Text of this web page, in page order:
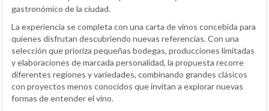
gastronómico de la ciudad.
La experiencia se completa con una carta de vinos concebida para
quienes disfrutan descubriendo nuevas referencias. Con una
selección que prioriza pequeñas bodegas, producciones limitadas
y elaboraciones de marcada personalidad, la propuesta recorre
diferentes regiones y variedades, combinando grandes clásicos
con proyectos menos conocidos que invitan a explorar nuevas
formas de entender el vino.